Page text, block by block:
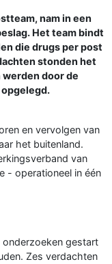
nam in een
Het team bindt
die drugs per post
stonden het
door de
en vervolgen van
het buitenland.
van
- operationeel in één
onderzoeken gestart
Zes verdachten